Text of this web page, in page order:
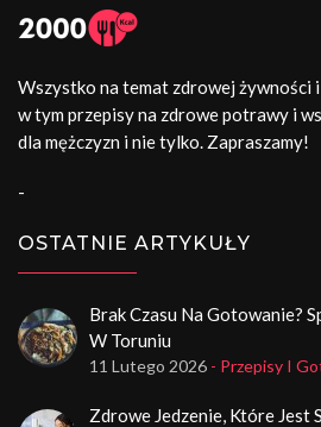
Wszystko na temat zdrowej żywności
w tym przepisy na zdrowe potrawy i
dla mężczyzn i nie tylko. Zapraszamy!
-
OSTATNIE ARTYKUŁY
Brak Czasu Na Gotowanie?
W Toruniu
11 Lutego 2026 - Przepisy I
Zdrowe Jedzenie, Które Jest